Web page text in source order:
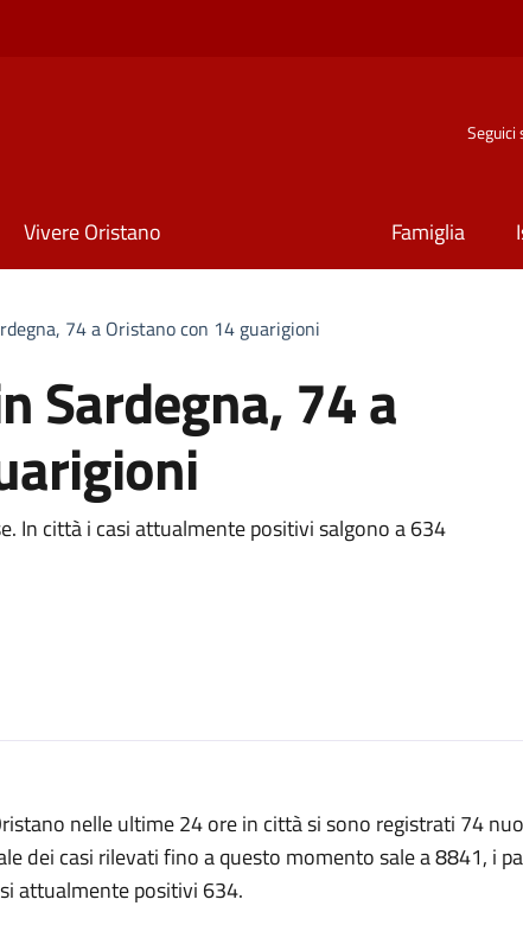
Seguici
Vivere Oristano Famiglia
74 a Oristano con 14 guarigioni
Sardegna, 74 a
In città i casi attualmente positivi salgono a 634
nelle ultime 24 ore in città si sono registrati 74
dei casi rilevati fino a questo momento sale a 8841, i
attualmente positivi 634.